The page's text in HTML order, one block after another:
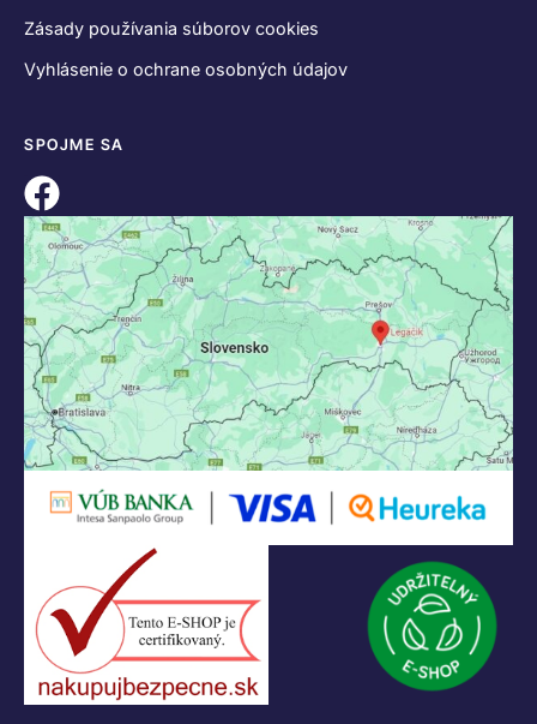
Zásady používania súborov cookies
Vyhlásenie o ochrane osobných údajov
SPOJME SA